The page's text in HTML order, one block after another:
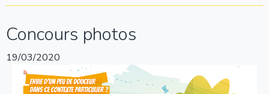
Concours photos
19/03/2020